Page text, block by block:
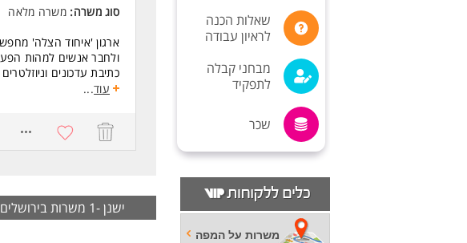
שאלות הכנה
לראיון עבודה
מבחני קבלה
לתפקיד
שכר
משרות על המפה
סוג משרה: משרה מלאה
ארגון 'איחוד הצלה'
ולחבר אנשים למהות
כתיבת עדכונים
יצירת תכנים שיווקיים
חיבור שוטף בין השטח
יכולת הנעת פרויקטים
ראש יצירתי, אחריות
עוד...
ישנן -1 משרות בירושלים וסביבתה,גוש עציון אשר לא צויינה בעבורן עיר